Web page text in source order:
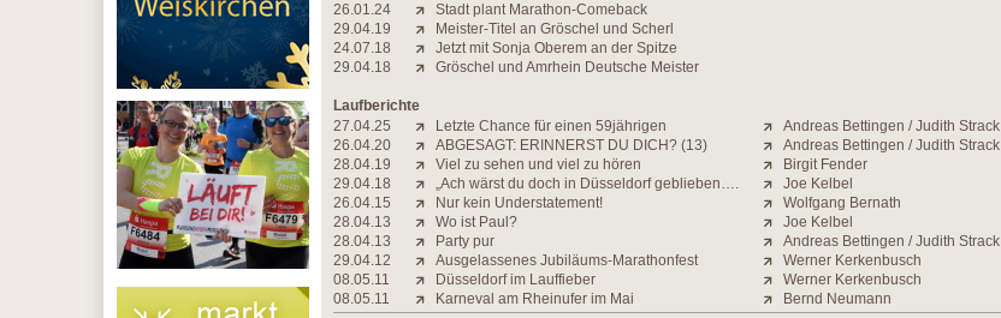
26.01.24
Stadt plant Marathon-Comeback
29.04.19
Meister-Titel an Gröschel und Scherl
24.07.18
Jetzt mit Sonja Oberem an der Spitze
29.04.18
Gröschel und Amrhein Deutsche Meister
Laufberichte
27.04.25
Letzte Chance für einen 59jährigen
Andreas Bettingen / Judith Strack
26.04.20
ABGESAGT: ERINNERST DU DICH? (13)
Andreas Bettingen / Judith Strack
28.04.19
Viel zu sehen und viel zu hören
Birgit Fender
29.04.18
„Ach wärst du doch in Düsseldorf geblieben….
Joe Kelbel
26.04.15
Nur kein Understatement!
Wolfgang Bernath
28.04.13
Wo ist Paul?
Joe Kelbel
28.04.13
Party pur
Andreas Bettingen / Judith Strack
29.04.12
Ausgelassenes Jubiläums-Marathonfest
Werner Kerkenbusch
08.05.11
Düsseldorf im Lauffieber
Werner Kerkenbusch
08.05.11
Karneval am Rheinufer im Mai Bernd Neumann